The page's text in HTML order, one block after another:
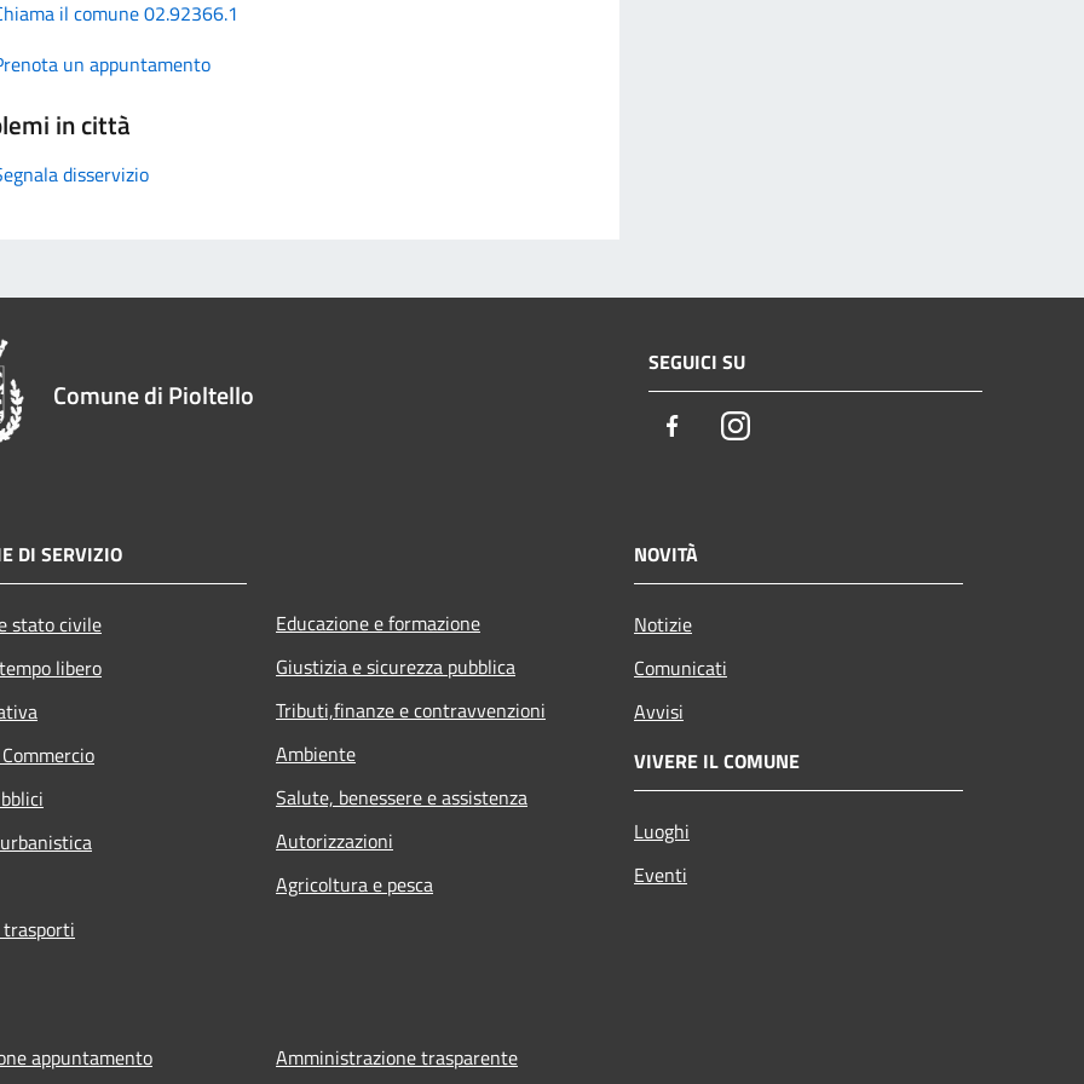
il comune 02.92366.1
un appuntamento
in città
disservizio
Comune di Pioltello
SEGUICI SU
FacebookInstagram
DI SERVIZIO
stato civile
libero
Educazione e formazione
Giustizia e sicurezza pubblica
Tributi,finanze e contravvenzioni
Ambiente
Salute, benessere e assistenza
Autorizzazioni
Agricoltura e pesca
NOVITÀ
Notizie
Comunicati
Avvisi
VIVERE IL COMUNE
Luoghi
Eventi
appuntamento Amministrazione trasparente